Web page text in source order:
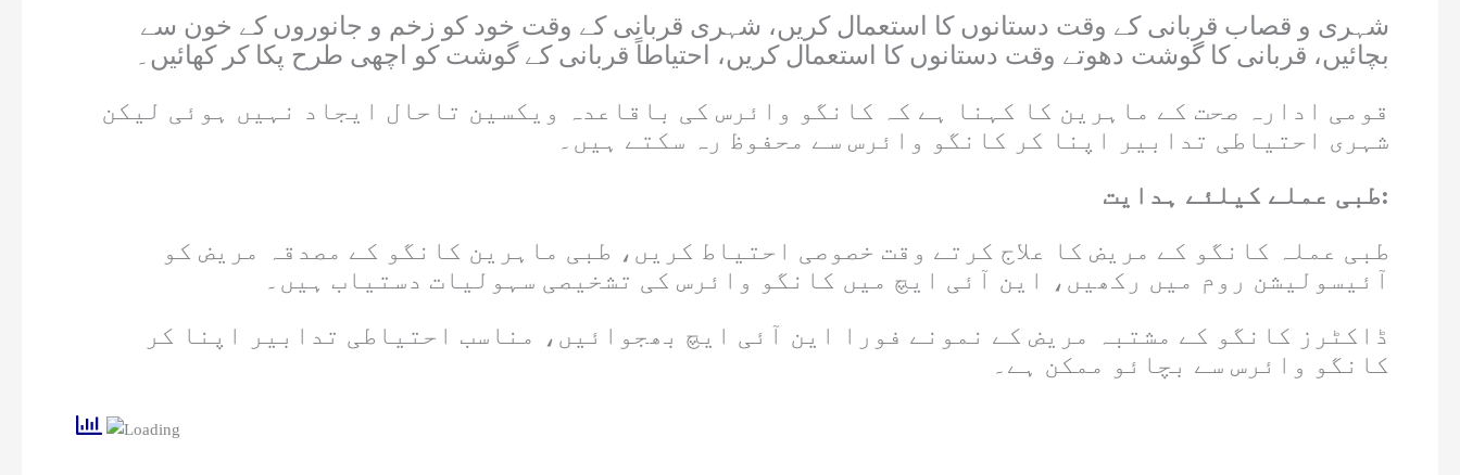
شہری و قصاب قربانی کے وقت دستانوں کا استعمال کریں، شہری قربانی کے وقت خود کو زخم و جانوروں کے خون سے
بچائیں، قربانی کا گوشت دھوتے وقت دستانوں کا استعمال کریں، احتیاطاً قربانی کے گوشت کو اچھی طرح پکا کر کھائیں۔
قومی ادارہ صحت کے ماہرین کا کہنا ہے کہ کانگو وائرس کی باقاعدہ ویکسین تاحال ایجاد نہیں ہوئی لیکن
شہری احتیاطی تدابیر اپنا کر کانگو وائرس سے محفوظ رہ سکتے ہیں۔
طبی عملے کیلئے ہدایت:
طبی عملہ کانگو کے مریض کا علاج کرتے وقت خصوصی احتیاط کریں، طبی ماہرین کانگو کے مصدقہ مریض کو
آئیسولیشن روم میں رکھیں، این آئی ایچ میں کانگو وائرس کی تشخیصی سہولیات دستیاب ہیں۔
ڈاکٹرز کانگو کے مشتبہ مریض کے نمونے فورا این آئی ایچ بھجوائیں، مناسب احتیاطی تدابیر اپنا کر
کانگو وائرس سے بچائو ممکن ہے۔